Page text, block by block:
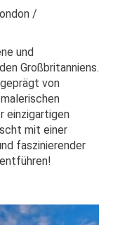
und
Großbritanniens.
von
einzigartigen
mit einer
faszinierender